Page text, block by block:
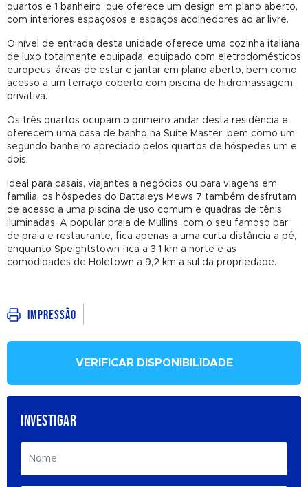
quartos e 1 banheiro, que oferece um design em plano aberto,
com interiores espaçosos e espaços acolhedores ao ar livre.
O nível de entrada desta unidade oferece uma cozinha italiana
de luxo totalmente equipada; equipado com eletrodomésticos
europeus, áreas de estar e jantar em plano aberto, bem como
acesso a um terraço coberto com piscina de hidromassagem
privativa.
Os três quartos ocupam o primeiro andar desta residência e
oferecem uma casa de banho na Suíte Master, bem como um
segundo banheiro apreciado pelos quartos de hóspedes um e
dois.
Ideal para casais, viajantes a negócios ou para viagens em
família, os hóspedes do Battaleys Mews 7 também desfrutam
de acesso a uma piscina de uso comum e quadras de tênis
iluminadas. A popular praia de Mullins, com o seu famoso bar
de praia e restaurante, fica apenas a uma curta distância a pé,
enquanto Speightstown fica a 3,1 km a norte e as
comodidades de Holetown a 9,2 km a sul da propriedade.
Impressão
VERIFICAR DISPONIBILIDADE
INVESTIGAR